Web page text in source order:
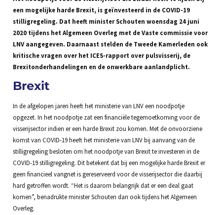
een mogelijke harde Brexit, is geïnvesteerd in de COVID-19
stilligregeling. Dat heeft minister Schouten woensdag 24 juni
2020 tijdens het Algemeen Overleg met de Vaste commissie voor
LNV aangegeven. Daarnaast stelden de Tweede Kamerleden ook
kritische vragen over het ICES-rapport over pulsvisserij, de
Brexitonderhandelingen en de onwerkbare aanlandplicht.
Brexit
In de afgelopen jaren heeft het ministerie van LNV een noodpotje
opgezet. In het noodpotje zat een financiële tegemoetkoming voor de
visserijsector indien er een harde Brexit zou komen. Met de onvoorziene
komst van COVID-19 heeft het ministerie van LNV bij aanvang van de
stilligregeling besloten om het noodpotje van Brexit te investeren in de
COVID-19 stilligregeling. Dit betekent dat bij een mogelijke harde Brexit er
geen financieel vangnet is gereserveerd voor de visserijsector die daarbij
hard getroffen wordt. “Het is daarom belangrijk dat er een deal gaat
komen”, benadrukte minister Schouten dan ook tijdens het Algemeen
Overleg.